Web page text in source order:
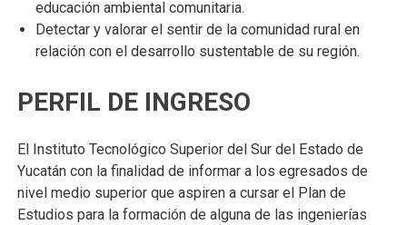
educación ambiental comunitaria.
Detectar y valorar el sentir de la comunidad rural en
relación con el desarrollo sustentable de su región.
PERFIL DE INGRESO
El Instituto Tecnológico Superior del Sur del Estado de
Yucatán con la finalidad de informar a los egresados de
nivel medio superior que aspiren a cursar el Plan de
Estudios para la formación de alguna de las ingenierías